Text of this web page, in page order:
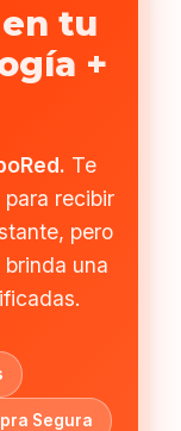
tu
+
Te
recibir
pero
una
Segura